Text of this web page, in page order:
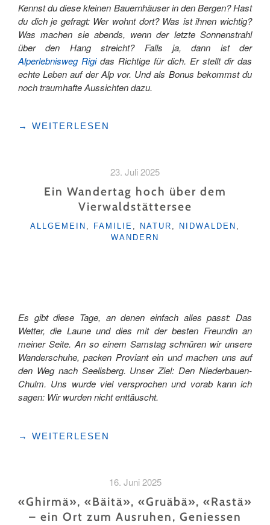
Kennst du diese kleinen Bauernhäuser in den Bergen? Hast
du dich je gefragt: Wer wohnt dort? Was ist ihnen wichtig?
Was machen sie abends, wenn der letzte Sonnenstrahl
über den Hang streicht? Falls ja, dann ist der
Alperlebnisweg Rigidas Richtige für dich. Er stellt dir das
echte Leben auf der Alp vor. Und als Bonus bekommst du
noch traumhafte Aussichten dazu.
"ALPKÄSE,
ALPERLEBNISWEG
MEHR
→ WEITERLESEN
23. Juli 2025
Ein Wandertag hoch über dem
Vierwaldstättersee
KATEGORIEN
ALLGEMEIN , FAMILIE , NATUR , NIDWALDEN ,
WANDERN
Es gibt diese Tage, an denen einfach alles passt: Das
Wetter, die Laune und dies mit der besten Freundin an
meiner Seite. An so einem Samstag schnüren wir unsere
Wanderschuhe, packen Proviant ein und machen uns auf
den Weg nach Seelisberg. Unser Ziel: Den Niederbauen-
Chulm. Uns wurde viel versprochen und vorab kann ich
sagen: Wir wurden nicht enttäuscht.
"EIN
VIERWALDSTÄTTERSEE"
→ WEITERLESEN
16. Juni 2025
«Ghirmä», «Bäitä», «Gruäbä», «Rastä»
– ein Ort zum Ausruhen, Geniessen